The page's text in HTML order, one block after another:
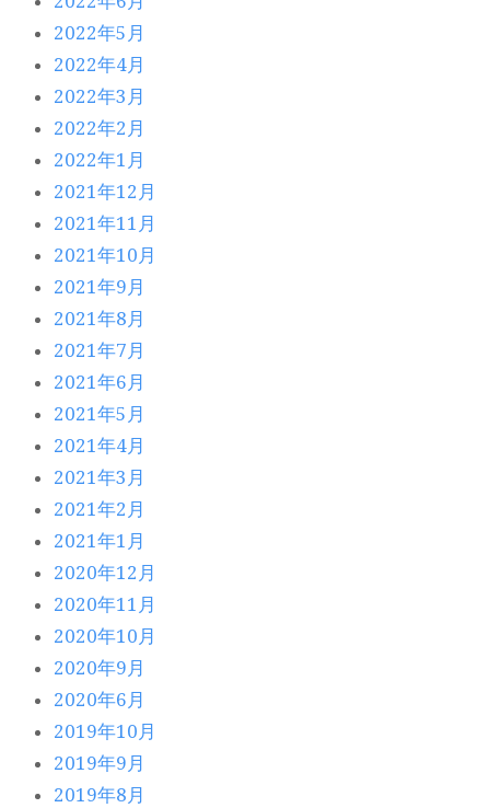
2022年5月
2022年4月
2022年3月
2022年2月
2022年1月
2021年12月
2021年11月
2021年10月
2021年9月
2021年8月
2021年7月
2021年6月
2021年5月
2021年4月
2021年3月
2021年2月
2021年1月
2020年12月
2020年11月
2020年10月
2020年9月
2020年6月
2019年10月
2019年9月
2019年8月